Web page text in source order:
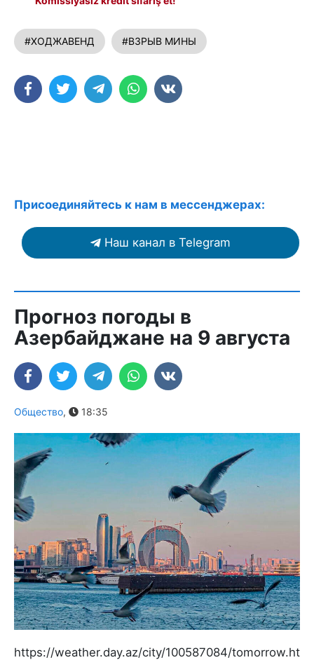
#ХОДЖАВЕНД #ВЗРЫВ МИНЫ
Присоединяйтесь к нам в мессенджерах:
Наш канал в Telegram
Прогноз погоды в
Азербайджане на 9 августа
Общество, 18:35
https://weather.day.az/city/100587084/tomorrow.html